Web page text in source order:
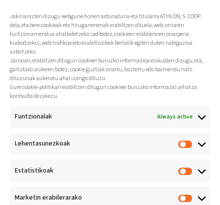
Jakinarazten dizugu webgune honen arduraduna eta titularra ATHLON, S. COOP.
dela, eta bere cookieak eta hirugarrenenak erabiltzen dituela, web-orriaren
funtzionamendua ahalbidetzeko (adibidez, cookieen erabileraren onarpena
kudeatzeko), web-trafikoa edo erabiltzaileek bertatik egiten duten nabigazioa
aztertzeko.
Jarraian, erabiltzen ditugun cookieei buruzko informazioa erakusten dizugu, eta,
gaitutako aukeren bidez, cookie guztiak onartu, baztertu edo baimendu nahi
dituzunak aukeratu ahal izango dituzu.
Gure cookie-politikan erabiltzen ditugun cookieei buruzko informazio zehatza
kontsulta dezakezu.
Funtzionalak Always active
Lehentasunezkoak
Estatistikoak
Marketin erabilerarako
Gehiago